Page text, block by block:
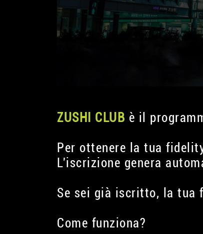
ZUSHI CLUB è il
Per ottenere la tua
L'iscrizione genera
Se sei già iscritto, la tua
Come funziona?